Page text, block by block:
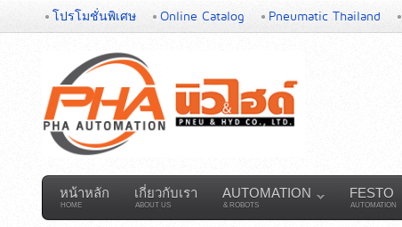
โปรโมชั่นพิเศษ Online Catalog Pneumatic Thailand
หน้าหลัก
HOME
เกี่ยวกับเรา
ABOUT US
AUTOMATION
& ROBOTS
FESTO
AUTOMATION